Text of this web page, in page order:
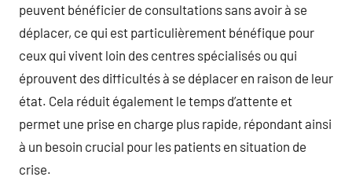
peuvent bénéficier de consultations sans avoir à se
déplacer, ce qui est particulièrement bénéfique pour
ceux qui vivent loin des centres spécialisés ou qui
éprouvent des difficultés à se déplacer en raison de leur
état. Cela réduit également le temps d’attente et
permet une prise en charge plus rapide, répondant ainsi
à un besoin crucial pour les patients en situation de
crise.